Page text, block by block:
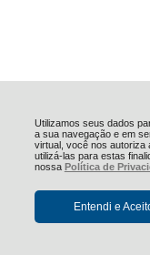
Utilizamos seus dados
a sua navegação e em
virtual, você nos autoriza
utilizá-las para estas
nossa Política de
Entendi e